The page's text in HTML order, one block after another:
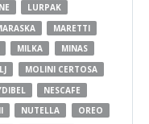
LURPAK
MARETTI
MILKA
MINAS
MOLINI CERTOSA
NESCAFE
NUTELLA
OREO